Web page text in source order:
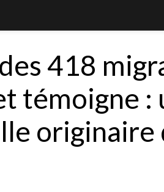
des 418
témoigne :
originaire